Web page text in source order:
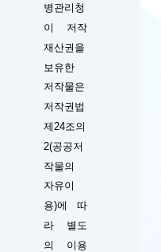
병관리청
이 저작
재산권을
보유한
저작물은
저작권법
제24조의
2(공공저
작물의
자유이
용)에 따
라 별도
의 이용